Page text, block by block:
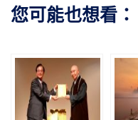
您可能也想看：